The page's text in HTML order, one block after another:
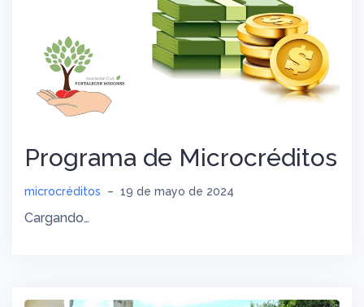
Programa de Microcréditos
microcréditos – 19 de mayo de 2024
Cargando…